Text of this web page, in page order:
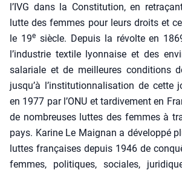
l’IVG dans la Consti­tu­tion, en
lutte des femmes pour leurs droits et
le 19esiècle. Depuis la révolte en
l’industrie tex­tile lyon­naise et des
sala­riale et de meilleures condi­tions
jusqu’à l’institutionnalisation de cette
en 1977 par l’ONU et tar­di­ve­ment en
de nom­breuses luttes des femmes à
pays. Karine Le Mai­gnan a déve­lop­pé
luttes fran­çaises depuis 1946 de
femmes, poli­tiques, sociales,